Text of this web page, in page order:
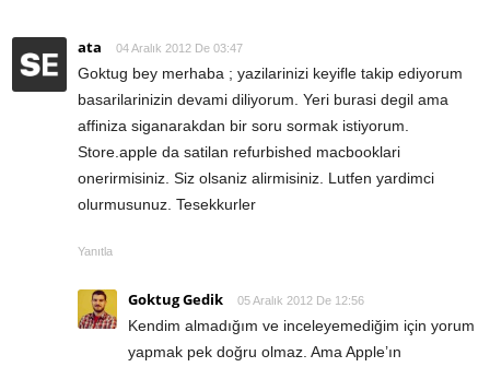
ata 04 Aralık 2012 De 03:47
Goktug bey merhaba ; yazilarinizi keyifle takip ediyorum
basarilarinizin devami diliyorum. Yeri burasi degil ama
affiniza siganarakdan bir soru sormak istiyorum.
Store.apple da satilan refurbished macbooklari
onerirmisiniz. Siz olsaniz alirmisiniz. Lutfen yardimci
olurmusunuz. Tesekkurler
Yanıtla
Goktug Gedik 05 Aralık 2012 De 12:56
Kendim almadığım ve inceleyemediğim için yorum
yapmak pek doğru olmaz. Ama Apple’ın